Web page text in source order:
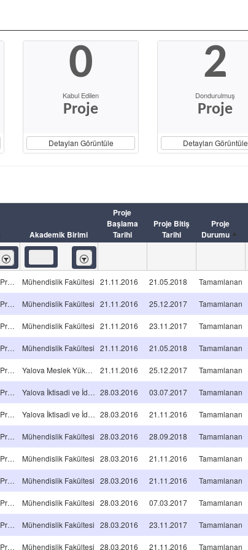
0
Kabul Edilen
Proje
Detayları Görüntüle
2
Dondurulmuş
Proje
Detayları Görüntüle
Akademik Birimi
Proje
Başlama
Tarihi
Proje Bitiş
Tarihi
Proje
Durumu
İçeren İçeren
Araştırma A TİPİ Projeleri Mühendislik Fakültesi 21.11.2016 21.05.2018 Tamamlanan
Araştırma A TİPİ Projeleri Mühendislik Fakültesi 21.11.2016 25.12.2017 Tamamlanan
Araştırma A TİPİ Projeleri Mühendislik Fakültesi 21.11.2016 23.11.2017 Tamamlanan
Araştırma A TİPİ Projeleri Mühendislik Fakültesi 21.11.2016 21.05.2018 Tamamlanan
Araştırma A TİPİ Projeleri Yalova Meslek Yüksekokulu 21.11.2016 25.12.2017 Tamamlanan
Araştırma A TİPİ Projeleri Yalova İktisadi ve İdari Bilimler Fakültesi 28.03.2016 03.07.2017 Tamamlanan
Araştırma A TİPİ Projeleri Yalova İktisadi ve İdari Bilimler Fakültesi 28.03.2016 21.11.2016 Tamamlanan
Araştırma A TİPİ Projeleri Mühendislik Fakültesi 28.03.2016 28.09.2018 Tamamlanan
Araştırma A TİPİ Projeleri Mühendislik Fakültesi 28.03.2016 21.11.2016 Tamamlanan
Araştırma A TİPİ Projeleri Mühendislik Fakültesi 28.03.2016 21.11.2016 Tamamlanan
Araştırma A TİPİ Projeleri Mühendislik Fakültesi 28.03.2016 07.03.2017 Tamamlanan
Araştırma A TİPİ Projeleri Mühendislik Fakültesi 28.03.2016 23.11.2017 Tamamlanan
Araştırma A TİPİ Projeleri Mühendislik Fakültesi 28.03.2016 21.11.2016 Tamamlanan